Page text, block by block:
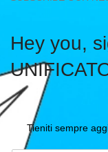
Hey you,
Tieniti sempre